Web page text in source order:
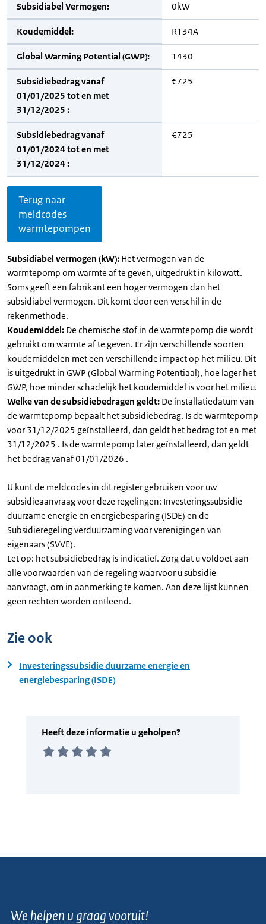
Subsidiabel Vermogen: 0kW
Koudemiddel: R134A
Global Warming Potential (GWP): 1430
Subsidiebedrag vanaf
01/01/2025 tot en met
31/12/2025 :
€725
Subsidiebedrag vanaf
01/01/2024 tot en met
31/12/2024 :
€725
Terug naar
meldcodes
warmtepompen
Subsidiabel vermogen (kW): Het vermogen van de
warmtepomp om warmte af te geven, uitgedrukt in kilowatt.
Soms geeft een fabrikant een hoger vermogen dan het
subsidiabel vermogen. Dit komt door een verschil in de
rekenmethode.
Koudemiddel: De chemische stof in de warmtepomp die wordt
gebruikt om warmte af te geven. Er zijn verschillende soorten
koudemiddelen met een verschillende impact op het milieu. Dit
is uitgedrukt in GWP (Global Warming Potentiaal), hoe lager het
GWP, hoe minder schadelijk het koudemiddel is voor het milieu.
Welke van de subsidiebedragen geldt: De installatiedatum van
de warmtepomp bepaalt het subsidiebedrag. Is de warmtepomp
voor 31/12/2025 geïnstalleerd, dan geldt het bedrag tot en met
31/12/2025 . Is de warmtepomp later geïnstalleerd, dan geldt
het bedrag vanaf 01/01/2026 .
U kunt de meldcodes in dit register gebruiken voor uw
subsidieaanvraag voor deze regelingen: Investeringssubsidie
duurzame energie en energiebesparing (ISDE) en de
Subsidieregeling verduurzaming voor verenigingen van
eigenaars (SVVE).
Let op: het subsidiebedrag is indicatief. Zorg dat u voldoet aan
alle voorwaarden van de regeling waarvoor u subsidie
aanvraagt, om in aanmerking te komen. Aan deze lijst kunnen
geen rechten worden ontleend.
Zie ook
Investeringssubsidie duurzame energie en
energiebesparing (ISDE)
We helpen u graag vooruit!